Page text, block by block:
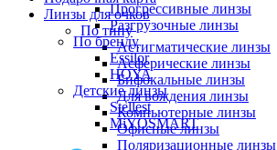
Линзы для очков
По типу
Астигматические линзы
Асферические линзы
Бифокальные линзы
Для вождения линзы
Компьютерные линзы
Офисные линзы
Поляризационные линзы
Прогрессивные линзы
Разгрузочные линзы
По бренду
Essilor
HOYA
Детские линзы
Stellest
MiYOSMART